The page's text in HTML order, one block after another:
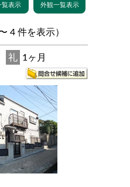
（ 1 〜 4 件を表示）
礼 1ヶ月